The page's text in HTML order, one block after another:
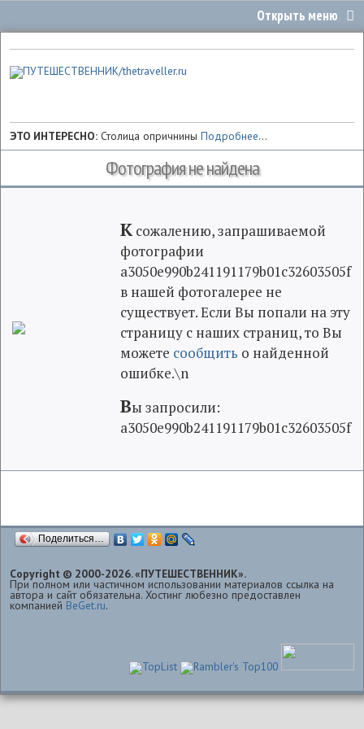
ЭТО ИНТЕРЕСНО: Столица опричниныПодробнее...
Фотография не найдена
К сожалению, запрашиваемой
фотографии
a3050e990b241191179b01c32603505f
в нашей фотогалерее не
существует. Если Вы попали на эту
страницу с наших страниц, то Вы
можете сообщить о найденной
ошибке.\n
Вы запросили:
a3050e990b241191179b01c32603505f
Поделиться…
Copyright © 2000-2026. «ПУТЕШЕСТВЕННИК».
При полном или частичном использовании материалов ссылка на
автора и сайт обязательна. Хостинг любезно предоставлен
компанией BeGet.ru.